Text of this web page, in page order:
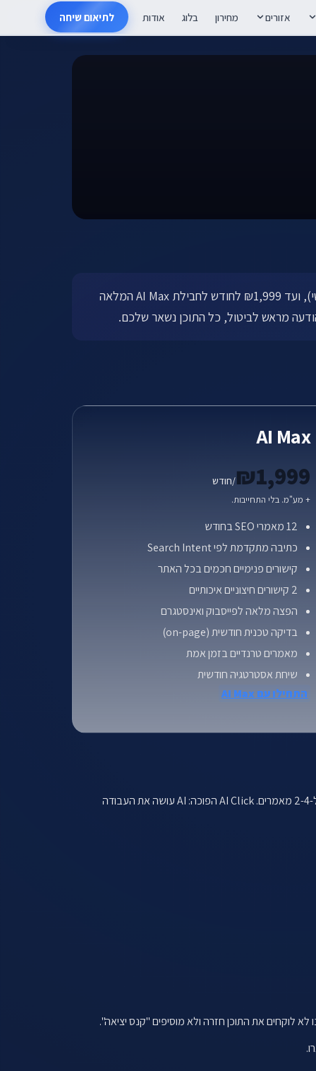
אזורים מחירון בלוג אודות לתיאום שיחה
מתחיל ב-₪1,199 לחודש לחבילת AI Start (4 מאמרי SEO, קישור חיצוני, דוח חודשי), ועד ₪1,999 לחודש לחבילת AI Max המלאה
AI Max
₪1,999/חודש
+ מע"מ. בלי התחייבות.
12 מאמרי SEO בחודש
כתיבה מתקדמת לפי Search Intent
קישורים פנימיים חכמים בכל האתר
2 קישורים חיצוניים איכותיים
הפצה מלאה לפייסבוק ואינסטגרם
בדיקה טכנית חודשית (on-page)
מאמרים טרנדיים בזמן אמת
שיחת אסטרטגיה חודשית
התחילו עם AI Max
סוכנות SEO מסורתית משקיעה רוב התקציב בשעות אדם — פגישות, מחקר ידני, כתיבה בסגנון עצל-אנושי. האקווייב: ₪3,500-8,000 בחודש ל-2-4 מאמרים. AI Click הפוכה: AI עושה את העבודה